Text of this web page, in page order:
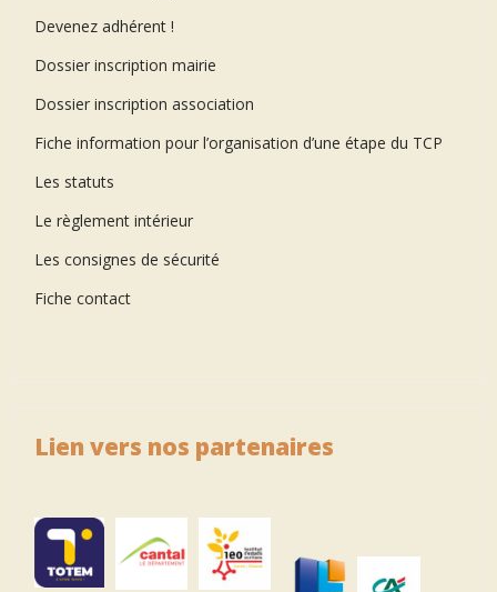
Devenez adhérent !
Dossier inscription mairie
Dossier inscription association
Fiche information pour l’organisation d’une étape du TCP
Les statuts
Le règlement intérieur
Les consignes de sécurité
Fiche contact
Lien vers nos partenaires